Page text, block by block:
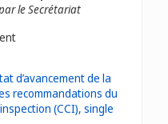
le Secrétariat